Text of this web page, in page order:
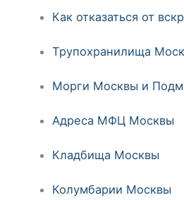
Как отказаться от
Трупохранилища
Морги Москвы и
Адреса МФЦ Москвы
Кладбища Москвы
Колумбарии Москвы